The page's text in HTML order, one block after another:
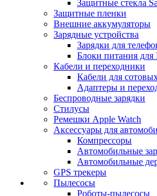
Защитные стекла
Защитные пленки
Внешние аккумуляторы
Зарядные устройства
Зарядки для
Блоки питания для
Кабели и переходники
Кабели для
Адаптеры и
Беспроводные зарядки
Стилусы
Ремешки Apple Watch
Аксессуары для
Компрессоры
Автомобильные
Автомобильные
GPS трекеры
Пылесосы
Роботы-пылесосы